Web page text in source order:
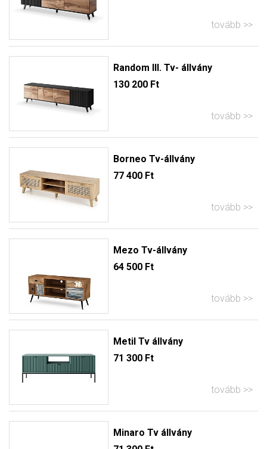
tovább
Random III. Tv- állvány
130 200 Ft
tovább
Borneo Tv-állvány
77 400 Ft
tovább
Mezo Tv-állvány
64 500 Ft
tovább
Metil Tv állvány
71 300 Ft
tovább
Minaro Tv állvány